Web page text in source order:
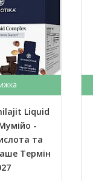
Liquid
-
та
Термін